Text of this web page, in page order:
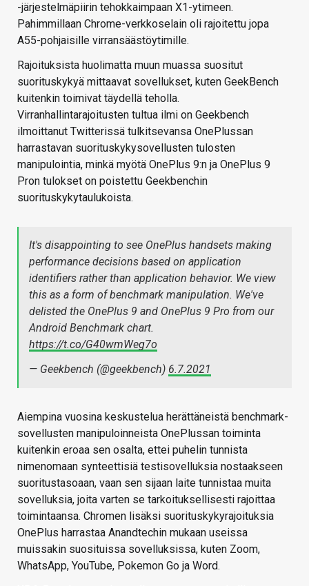
-järjestelmäpiirin tehokkaimpaan X1-ytimeen.
Pahimmillaan Chrome-verkkoselain oli rajoitettu jopa
A55-pohjaisille virransäästöytimille.
Rajoituksista huolimatta muun muassa suositut
suorituskykyä mittaavat sovellukset, kuten GeekBench
kuitenkin toimivat täydellä teholla.
Virranhallintarajoitusten tultua ilmi on Geekbench
ilmoittanut Twitterissä tulkitsevansa OnePlussan
harrastavan suorituskykysovellusten tulosten
manipulointia, minkä myötä OnePlus 9:n ja OnePlus 9
Pron tulokset on poistettu Geekbenchin
suorituskykytaulukoista.
It's disappointing to see OnePlus handsets making
performance decisions based on application
identifiers rather than application behavior. We view
this as a form of benchmark manipulation. We've
delisted the OnePlus 9 and OnePlus 9 Pro from our
Android Benchmark chart.
https://t.co/G40wmWeg7o
— Geekbench (@geekbench) 6.7.2021
Aiempina vuosina keskustelua herättäneistä benchmark-
sovellusten manipuloinneista OnePlussan toiminta
kuitenkin eroaa sen osalta, ettei puhelin tunnista
nimenomaan synteettisiä testisovelluksia nostaakseen
suoritustasoaan, vaan sen sijaan laite tunnistaa muita
sovelluksia, joita varten se tarkoituksellisesti rajoittaa
toimintaansa. Chromen lisäksi suorituskykyrajoituksia
OnePlus harrastaa Anandtechin mukaan useissa
muissakin suosituissa sovelluksissa, kuten Zoom,
WhatsApp, YouTube, Pokemon Go ja Word.